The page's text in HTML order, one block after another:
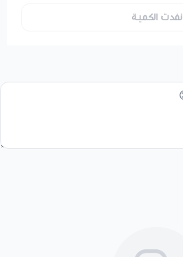
نفدت الكمية